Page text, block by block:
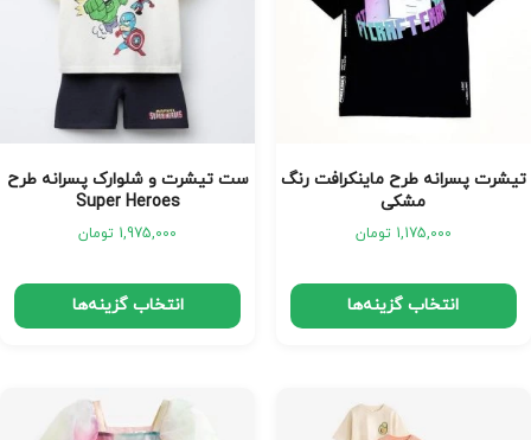
تیشرت پسرانه طرح ماینکرافت رنگ
مشکی
1,175,000 تومان
انتخاب گزینه‌ها
ست تیشرت و شلوارک پسرانه طرح
Super Heroes
1,975,000 تومان
انتخاب گزینه‌ها